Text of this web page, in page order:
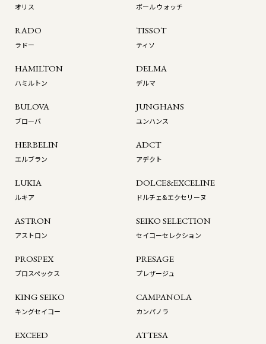
オリス ボール ウォッチ
RADO
ラドー
TISSOT
ティソ
HAMILTON
ハミルトン
DELMA
デルマ
BULOVA
ブローバ
JUNGHANS
ユンハンス
HERBELIN
エルブラン
ADCT
アデクト
LUKIA
ルキア
DOLCE&EXCELINE
ドルチェ&エクセリーヌ
ASTRON
アストロン
SEIKO SELECTION
セイコーセレクション
PROSPEX
プロスペックス
PRESAGE
プレザージュ
KING SEIKO
キングセイコー
CAMPANOLA
カンパノラ
EXCEED ATTESA